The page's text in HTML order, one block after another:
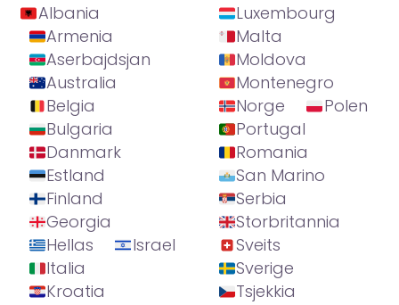
Albania
Armenia
Aserbajdsjan
Australia
Belgia
Bulgaria
Danmark
Estland
Finland
Georgia
Hellas
Israel
Italia
Kroatia
Luxembourg
Malta
Moldova
Montenegro
Norge
Polen
Portugal
Romania
San Marino
Serbia
Storbritannia
Sveits
Sverige
Tsjekkia